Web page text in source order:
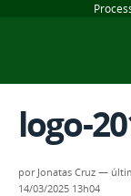
logo-
por Jonatas Cruz —
14/03/2025 13h04